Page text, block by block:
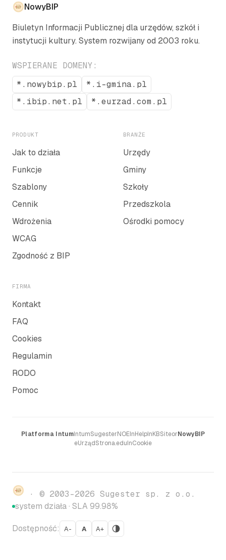
NowyBIP
Biuletyn Informacji Publicznej dla urzędów, szkół i
instytucji kultury. System rozwijany od 2003 roku.
WSPIERANE DOMENY:
*.nowybip.pl
*.i-gmina.pl
*.ibip.net.pl
*.eurzad.com.pl
PRODUKT
Jak to działa
Funkcje
Szablony
Cennik
Wdrożenia
WCAG
Zgodność z BIP
BRANŻE
Urzędy
Gminy
Szkoły
Przedszkola
Ośrodki pomocy
FIRMA
Kontakt
FAQ
Cookies
Regulamin
RODO
Pomoc
Platforma IntumIntumSugesterNOEInHelpInKBSiteorNowyBIP
eUrządStrona.eduInCookie
· © 2003–2026 Sugester sp. z o.o.
system działa · SLA 99.98%
Dostępność: A- A A+